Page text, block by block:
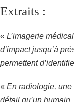
Extraits :
« L’imagerie
d’impact jusqu’à
permettent
« En radiologie, une
détail qu’un